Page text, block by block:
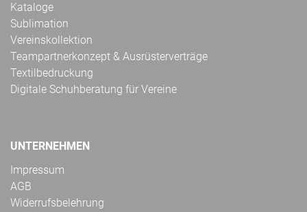
Kataloge
Sublimation
Vereinskollektion
Teampartnerkonzept & Ausrüsterverträge
Textilbedruckung
Digitale Schuhberatung für Vereine
UNTERNEHMEN
Impressum
AGB
Widerrufsbelehrung